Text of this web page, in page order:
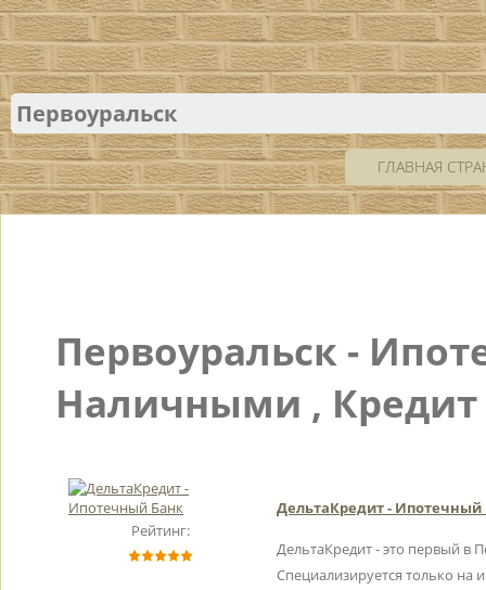
Первоуральск
ГЛАВНАЯ
Первоуральск -
Наличными , Кредит
Рейтинг:
ДельтаКредит - Ипотечный
ДельтаКредит - это первый в
Специализируется только на